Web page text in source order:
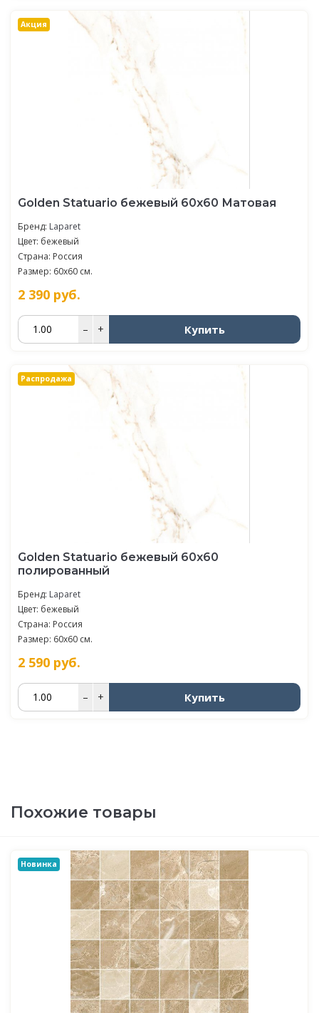
Акция
Golden Statuario бежевый 60x60 Матовая
Бренд: Laparet
Цвет: бежевый
Страна: Россия
Размер: 60x60 см.
2 390 руб.
– + Купить
Распродажа
Golden Statuario бежевый 60x60
полированный
Бренд: Laparet
Цвет: бежевый
Страна: Россия
Размер: 60x60 см.
2 590 руб.
– + Купить
Похожие товары
Новинка